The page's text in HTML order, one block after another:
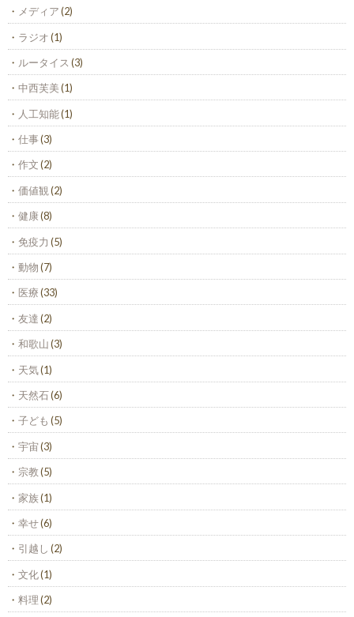
メディア(2)
ラジオ(1)
ルータイス (3)
中西芙美(1)
人工知能(1)
仕事(3)
作文(2)
価値観 (2)
健康(8)
免疫力 (5)
動物(7)
医療(33)
友達(2)
和歌山(3)
天気(1)
天然石(6)
子ども (5)
宇宙(3)
宗教(5)
家族(1)
幸せ(6)
引越し (2)
文化(1)
料理(2)